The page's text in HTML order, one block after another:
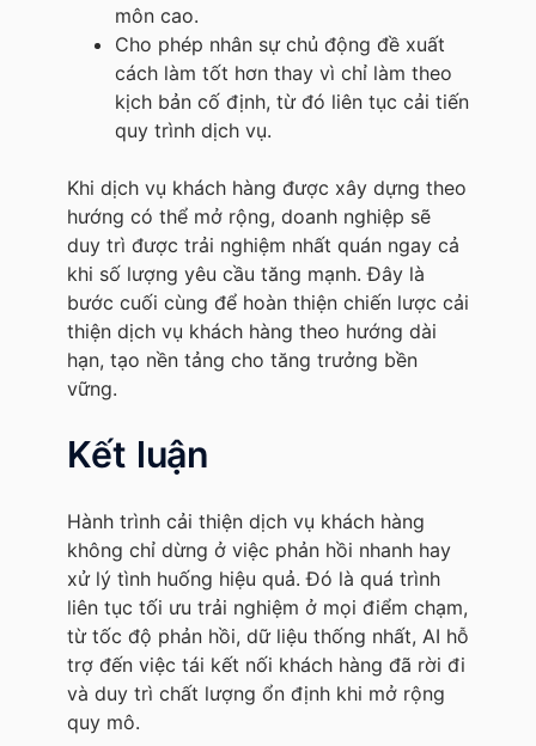
môn cao.
Cho phép nhân sự chủ động đề xuất
cách làm tốt hơn thay vì chỉ làm theo
kịch bản cố định, từ đó liên tục cải tiến
quy trình dịch vụ.
Khi dịch vụ khách hàng được xây dựng theo
hướng có thể mở rộng, doanh nghiệp sẽ
duy trì được trải nghiệm nhất quán ngay cả
khi số lượng yêu cầu tăng mạnh. Đây là
bước cuối cùng để hoàn thiện chiến lược cải
thiện dịch vụ khách hàng theo hướng dài
hạn, tạo nền tảng cho tăng trưởng bền
vững.
Kết luận
Hành trình cải thiện dịch vụ khách hàng
không chỉ dừng ở việc phản hồi nhanh hay
xử lý tình huống hiệu quả. Đó là quá trình
liên tục tối ưu trải nghiệm ở mọi điểm chạm,
từ tốc độ phản hồi, dữ liệu thống nhất, AI hỗ
trợ đến việc tái kết nối khách hàng đã rời đi
và duy trì chất lượng ổn định khi mở rộng
quy mô.